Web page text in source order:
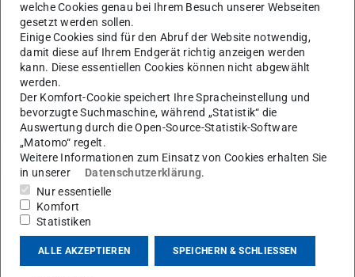
Themen
Kursverwaltung
Weitere Artikel
Lernmaterial hochladen
Dateien größer als 100 MB: Panopto und Medienportal
welche Cookies genau bei Ihrem Besuch unserer Webseiten
gesetzt werden sollen.
Einige Cookies sind für den Abruf der Website notwendig,
damit diese auf Ihrem Endgerät richtig anzeigen werden
kann. Diese essentiellen Cookies können nicht abgewählt
werden.
Der Komfort-Cookie speichert Ihre Spracheinstellung und
bevorzugte Suchmaschine, während „Statistik“ die
Auswertung durch die Open-Source-Statistik-Software
„Matomo“ regelt.
Weitere Informationen zum Einsatz von Cookies erhalten Sie
in unserer
Datenschutzerklärung.
Nur essentielle
Komfort
Statistiken
ALLE AKZEPTIEREN SPEICHERN & SCHLIESSEN